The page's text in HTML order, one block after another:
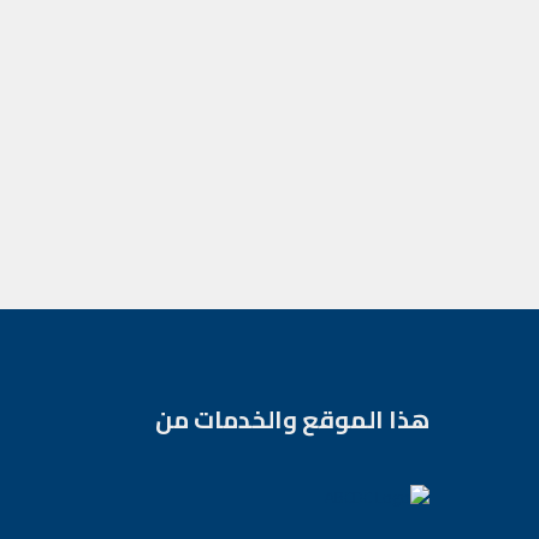
هذا الموقع والخدمات من